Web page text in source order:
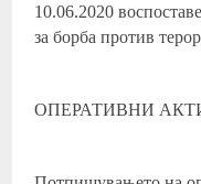
10.06.2020
за борба против
ОПЕРАТИВНИ